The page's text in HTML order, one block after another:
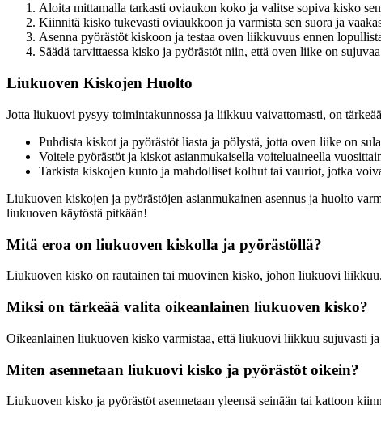
Aloita mittamalla tarkasti oviaukon koko ja valitse sopiva kisko
Kiinnitä kisko tukevasti oviaukkoon ja varmista sen suora ja
Asenna pyörästöt kiskoon ja testaa oven liikkuvuus ennen
Säädä tarvittaessa kisko ja pyörästöt niin, että oven liike on
Liukuoven Kiskojen Huolto
Jotta liukuovi pysyy toimintakunnossa ja liikkuu vaivattomasti, on
Puhdista kiskot ja pyörästöt liasta ja pölystä, jotta oven liike on
Voitele pyörästöt ja kiskot asianmukaisella voiteluaineella
Tarkista kiskojen kunto ja mahdolliset kolhut tai vauriot, jotka
Liukuoven kiskojen ja pyörästöjen asianmukainen asennus ja huolto
liukuoven käytöstä pitkään!
Mitä eroa on liukuoven kiskolla ja pyörästöllä?
Liukuoven kisko on rautainen tai muovinen kisko, johon liukuovi
Miksi on tärkeää valita oikeanlainen liukuoven kisko?
Oikeanlainen liukuoven kisko varmistaa, että liukuovi liikkuu sujuvasti
Miten asennetaan liukuovi kisko ja pyörästöt oikein?
Liukuoven kisko ja pyörästöt asennetaan yleensä seinään tai kattoon